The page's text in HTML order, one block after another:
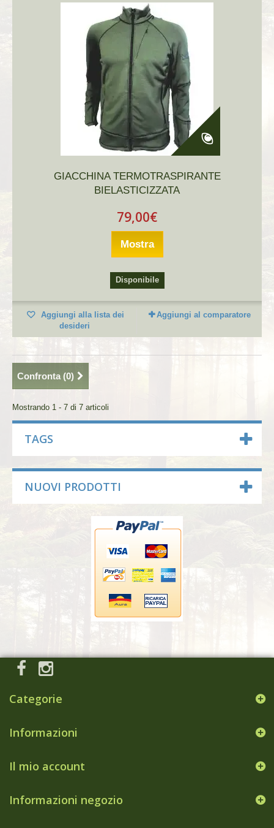
GIACCHINA TERMOTRASPIRANTE
BIELASTICIZZATA
79,00€
Mostra
Disponibile
Aggiungi alla lista dei
desideri
Aggiungi al comparatore
Confronta (0)
Mostrando 1 - 7 di 7 articoli
TAGS
NUOVI PRODOTTI
Categorie
Informazioni
Il mio account
Informazioni negozio